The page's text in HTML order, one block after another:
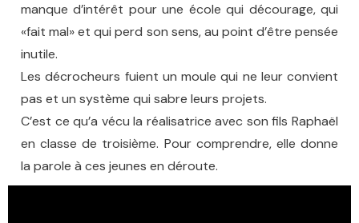
manque d’intérêt pour une école qui décourage, qui
«fait mal» et qui perd son sens, au point d’être pensée
inutile.
Les décrocheurs fuient un moule qui ne leur convient
pas et un système qui sabre leurs projets.
C’est ce qu’a vécu la réalisatrice avec son fils Raphaël
en classe de troisième. Pour comprendre, elle donne
la parole à ces jeunes en déroute.